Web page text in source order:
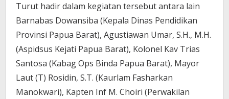
Turut hadir dalam kegiatan tersebut antara lain
Barnabas Dowansiba (Kepala Dinas Pendidikan
Provinsi Papua Barat), Agustiawan Umar, S.H., M.H.
(Aspidsus Kejati Papua Barat), Kolonel Kav Trias
Santosa (Kabag Ops Binda Papua Barat), Mayor
Laut (T) Rosidin, S.T. (Kaurlam Fasharkan
Manokwari), Kapten Inf M. Choiri (Perwakilan